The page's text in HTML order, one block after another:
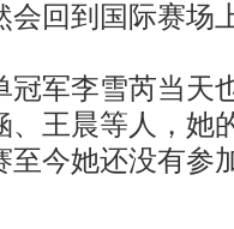
回到国际赛场
军李雪芮当天
、王晨等人，她
至今她还没有参